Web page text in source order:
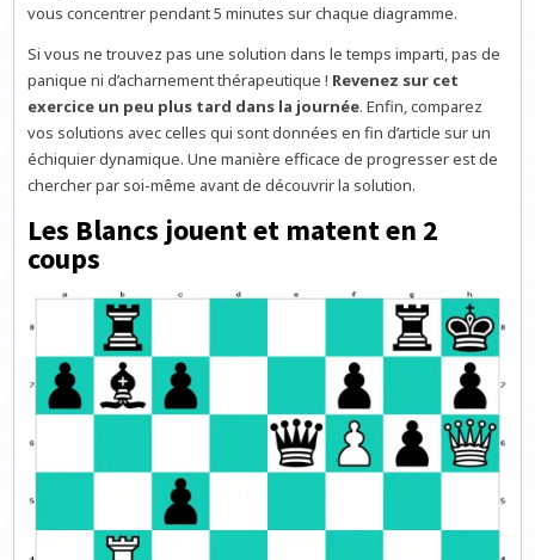
vous concentrer pendant 5 minutes sur chaque diagramme.
Si vous ne trouvez pas une solution dans le temps imparti, pas de
panique ni d’acharnement thérapeutique ! Revenez sur cet
exercice un peu plus tard dans la journée. Enfin, comparez
vos solutions avec celles qui sont données en fin d’article sur un
échiquier dynamique. Une manière efficace de progresser est de
chercher par soi-même avant de découvrir la solution.
Les Blancs jouent et matent en 2
coups